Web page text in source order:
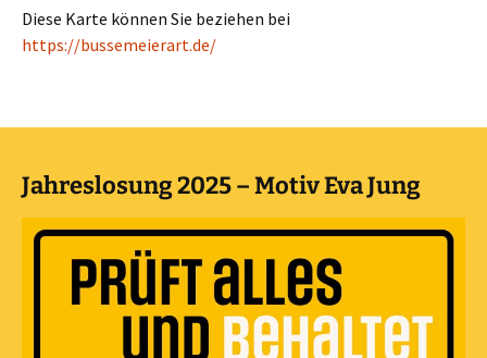
Diese Karte können Sie beziehen bei
https://bussemeierart.de/
Jahreslosung 2025 – Motiv Eva Jung